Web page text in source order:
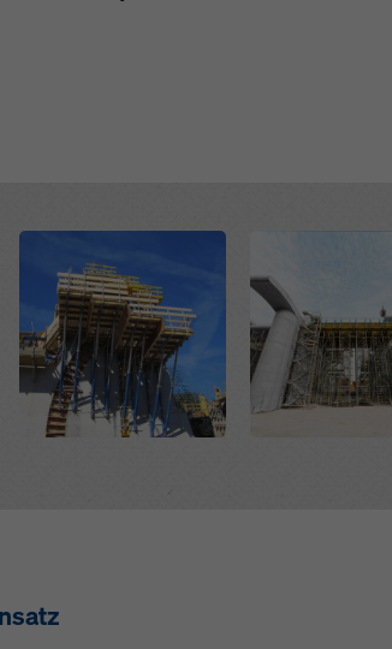
Open
Einstellungen).